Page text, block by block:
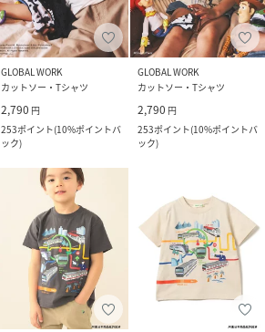
GLOBAL WORK
カットソー・Tシャツ
2,790 円
253ポイント(10%ポイントバ
ック)
GLOBAL WORK
カットソー・Tシャツ
2,790 円
253ポイント(10%ポイントバ
ック)